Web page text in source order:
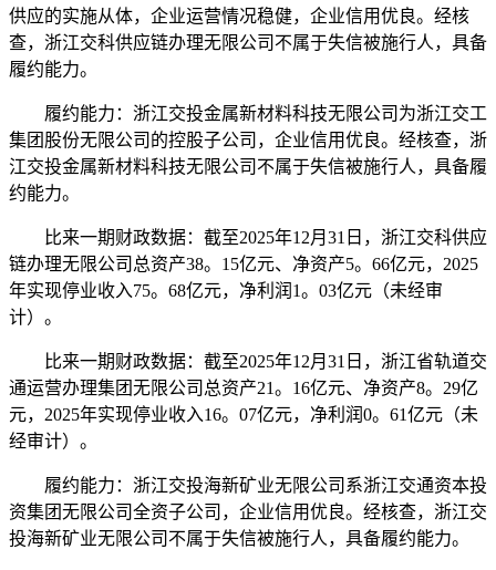
供应的实施从体，企业运营情况稳健，企业信用优良。经核
查，浙江交科供应链办理无限公司不属于失信被施行人，具备
履约能力。
履约能力：浙江交投金属新材料科技无限公司为浙江交工
集团股份无限公司的控股子公司，企业信用优良。经核查，浙
江交投金属新材料科技无限公司不属于失信被施行人，具备履
约能力。
比来一期财政数据：截至2025年12月31日，浙江交科供应
链办理无限公司总资产38。15亿元、净资产5。66亿元，2025
年实现停业收入75。68亿元，净利润1。03亿元（未经审
计）。
比来一期财政数据：截至2025年12月31日，浙江省轨道交
通运营办理集团无限公司总资产21。16亿元、净资产8。29亿
元，2025年实现停业收入16。07亿元，净利润0。61亿元（未
经审计）。
履约能力：浙江交投海新矿业无限公司系浙江交通资本投
资集团无限公司全资子公司，企业信用优良。经核查，浙江交
投海新矿业无限公司不属于失信被施行人，具备履约能力。